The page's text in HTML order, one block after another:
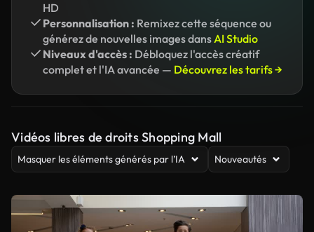
HD
Personnalisation : Remixez cette séquence ou
générez de nouvelles images dansAI Studio
Niveaux d'accès : Débloquez l'accès créatif
complet et l'IA avancée — Découvrez les tarifs →
Vidéos libres de droits Shopping Mall
Masquer les éléments générés par l’IA Nouveautés